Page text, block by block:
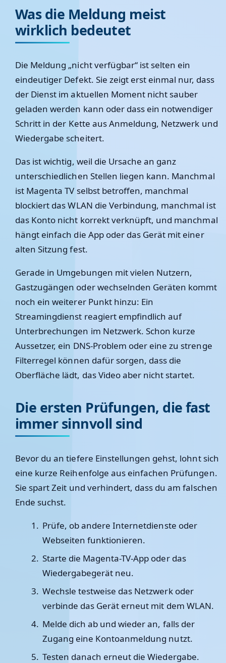
Was die Meldung meist
wirklich bedeutet
Die Meldung „nicht verfügbar“ ist selten ein
eindeutiger Defekt. Sie zeigt erst einmal nur, dass
der Dienst im aktuellen Moment nicht sauber
geladen werden kann oder dass ein notwendiger
Schritt in der Kette aus Anmeldung, Netzwerk und
Wiedergabe scheitert.
Das ist wichtig, weil die Ursache an ganz
unterschiedlichen Stellen liegen kann. Manchmal
ist Magenta TV selbst betroffen, manchmal
blockiert das WLAN die Verbindung, manchmal ist
das Konto nicht korrekt verknüpft, und manchmal
hängt einfach die App oder das Gerät mit einer
alten Sitzung fest.
Gerade in Umgebungen mit vielen Nutzern,
Gastzugängen oder wechselnden Geräten kommt
noch ein weiterer Punkt hinzu: Ein
Streamingdienst reagiert empfindlich auf
Unterbrechungen im Netzwerk. Schon kurze
Aussetzer, ein DNS-Problem oder eine zu strenge
Filterregel können dafür sorgen, dass die
Oberfläche lädt, das Video aber nicht startet.
Die ersten Prüfungen, die fast
immer sinnvoll sind
Bevor du an tiefere Einstellungen gehst, lohnt sich
eine kurze Reihenfolge aus einfachen Prüfungen.
Sie spart Zeit und verhindert, dass du am falschen
Ende suchst.
Prüfe, ob andere Internetdienste oder
Webseiten funktionieren.
Starte die Magenta-TV-App oder das
Wiedergabegerät neu.
Wechsle testweise das Netzwerk oder
verbinde das Gerät erneut mit dem WLAN.
Melde dich ab und wieder an, falls der
Zugang eine Kontoanmeldung nutzt.
Testen danach erneut die Wiedergabe.